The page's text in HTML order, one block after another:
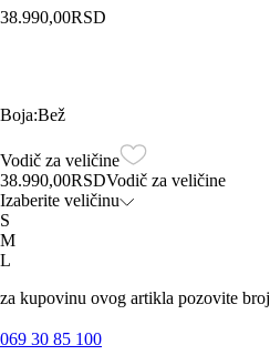
38.990,00RSD
Boja:Bež
Vodič za veličine
38.990,00RSDVodič za veličine
Izaberite veličinu
S
M
L
za kupovinu ovog artikla pozovite broj
069 30 85 100